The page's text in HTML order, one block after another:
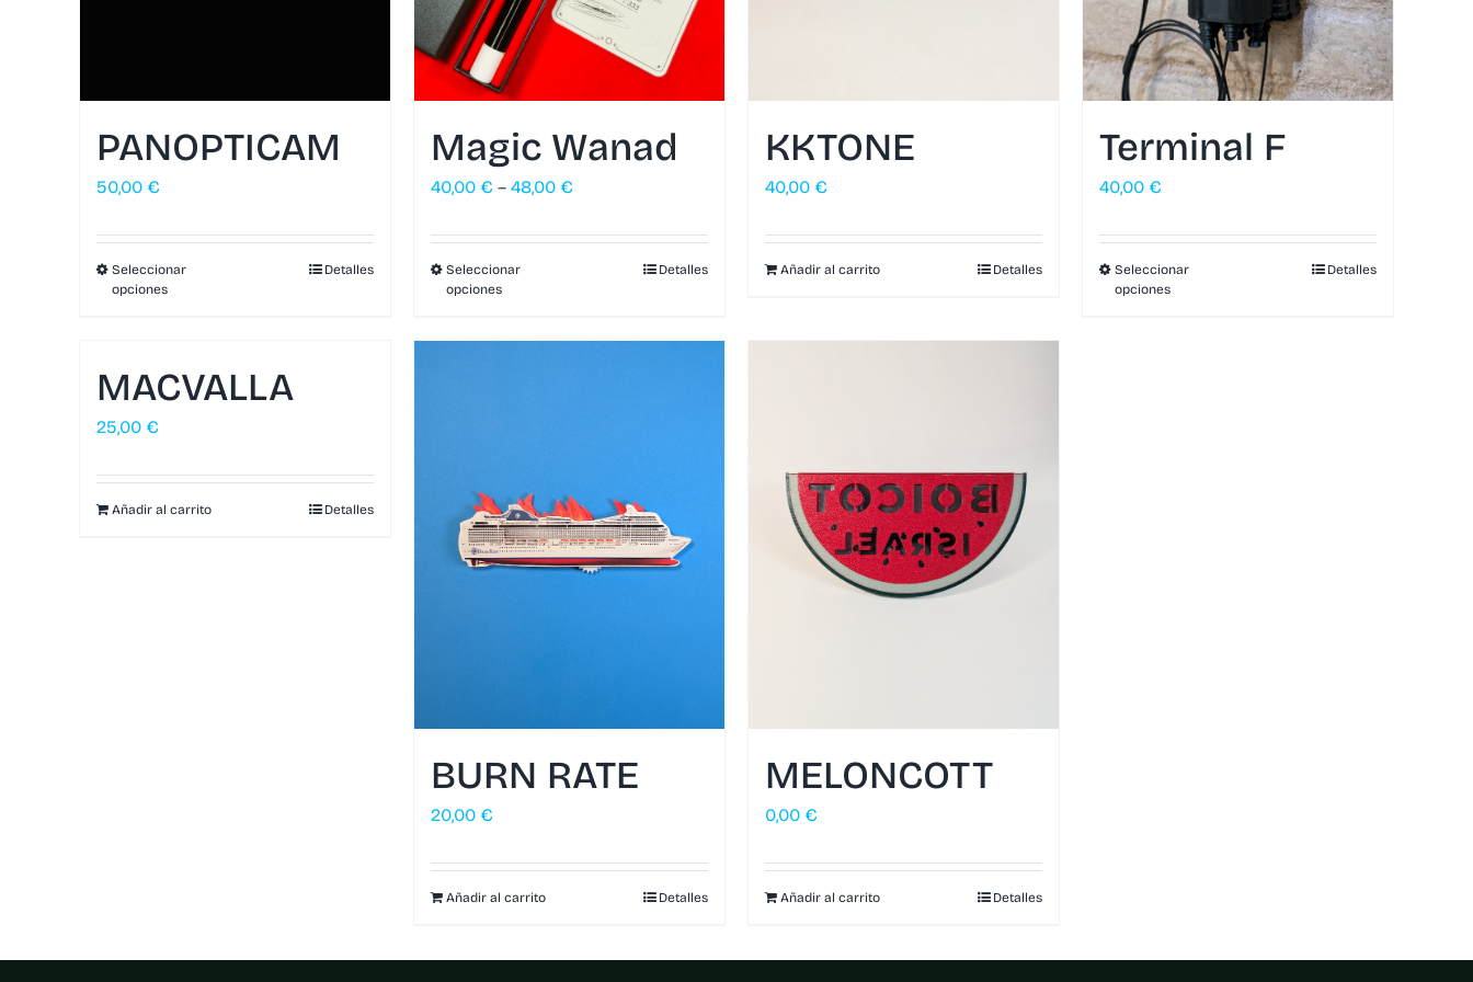
PANOPTICAM
50,00 €
Seleccionar
opciones
Detalles
Magic Wanad
40,00 € – 48,00 €
Seleccionar
opciones
Detalles
KKTONE
40,00 €
Añadir al carrito Detalles
Terminal F
40,00 €
Seleccionar
opciones
Detalles
MACVALLA
25,00 €
Añadir al carrito Detalles
BURN RATE
20,00 €
Añadir al carrito Detalles
MELONCOTT
0,00 €
Añadir al carrito Detalles